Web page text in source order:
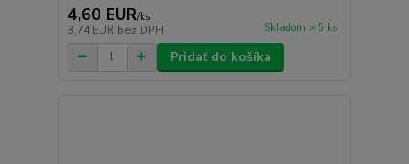
4,60 EUR/ks
3,74 EUR bez DPH Skladom > 5 ks
Pridať do košíka